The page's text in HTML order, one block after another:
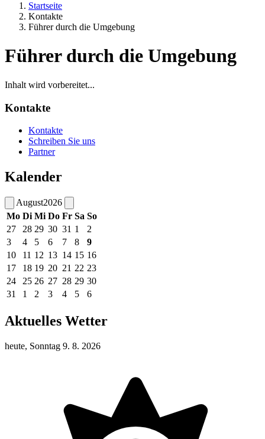
Startseite
Kontakte
Führer durch die Umgebung
Führer durch die Umgebung
Inhalt wird vorbereitet...
Kontakte
Kontakte
Schreiben Sie uns
Partner
Kalender
August2026
Mo Di Mi Do Fr Sa So
27
28 29 30 31 1
2
3
4 5 6 7 8
9
10
11 12 13 14 15 16
17
18 19 20 21 22 23
24
25 26 27 28 29 30
31
1 2 3 4 5 6
Aktuelles Wetter
heute, Sonntag 9. 8. 2026